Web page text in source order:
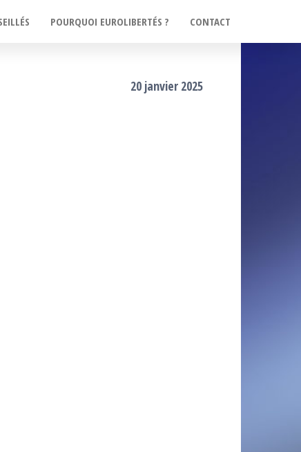
POURQUOI EUROLIBERTÉS ? CONTACT
20 janvier 2025